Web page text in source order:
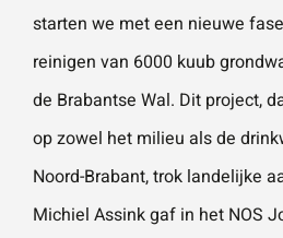
Wat is 5 + 5?*
starten we met een nieuwe
reinigen van 6000 kuub
de Brabantse Wal. Dit project,
op zowel het milieu als de
Noord-Brabant, trok landelijke
Michiel Assink gaf in het NOS